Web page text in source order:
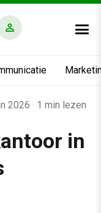
als innovatiehub
2026 · 1 min lezen
in